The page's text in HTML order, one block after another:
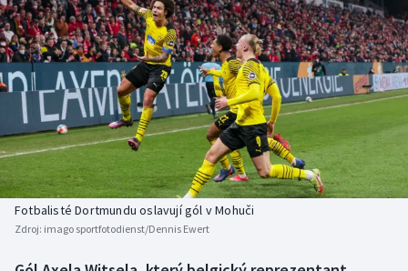
DALŠÍ SPORTY
Americký fotbal
Baseball a softbal
Basketbal
Biatlon
NEPŘEHLÉDNĚTE
Soutěže
Historické návraty
Aplikace ČT sport
Fotbalisté Dortmundu oslavují gól v Mohuči
Zdroj: imago sportfotodienst/Dennis Ewert